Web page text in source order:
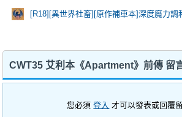
[R18][異世界社畜][原作補車本]深度魔力調
CWT35 艾利本《Apartment》前傳 留
您必須登入 才可以發表或回覆